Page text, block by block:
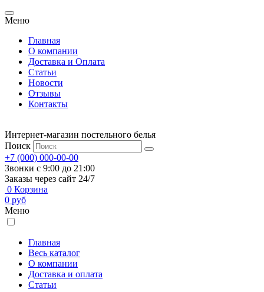
Меню
Главная
О компании
Доставка и Оплата
Статьи
Новости
Отзывы
Контакты
Интернет-магазин постельного белья
Поиск
+7 (000) 000-00-00
Звонки с 9:00 до 21:00
Заказы через сайт 24/7
0 Корзина
0 руб
Меню
Главная
Весь каталог
О компании
Доставка и оплата
Статьи